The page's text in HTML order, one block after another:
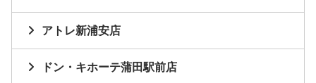
アトレ新浦安店
ドン・キホーテ蒲田駅前店